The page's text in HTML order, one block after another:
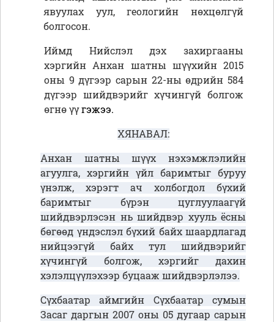
явуулах уул, геологийн нөхцөлгүй
болгосон.
Иймд Нийслэл дэх захиргааны
хэргийн Анхан шатны шүүхийн 2015
оны 9 дүгээр сарын 22-ны өдрийн 584
дүгээр шийдвэрийг хүчингүй болгож
өгнө үүгэжээ.
ХЯНАВАЛ:
Анхан шатны шүүх нэхэмжлэлийн
агуулга, хэргийн үйл баримтыг буруу
үнэлж, хэрэгт ач холбогдол бүхий
баримтыг бүрэн цуглуулаагүй
шийдвэрлэсэн нь шийдвэр хууль ёсны
бөгөөд үндэслэл бүхий байх шаардлагад
нийцээгүй байх тул шийдвэрийг
хүчингүй болгож, хэргийг дахин
хэлэлцүүлэхээр буцааж шийдвэрлэлээ.
Сүхбаатар аймгийн Сүхбаатар сумын
Засаг даргын 2007 оны 05 дугаар сарын